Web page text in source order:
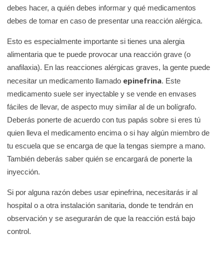
debes hacer, a quién debes informar y qué medicamentos
debes de tomar en caso de presentar una reacción alérgica.
Esto es especialmente importante si tienes una alergia
alimentaria que te puede provocar una reacción grave (o
anafilaxia). En las reacciones alérgicas graves, la gente puede
necesitar un medicamento llamado epinefrina. Este
medicamento suele ser inyectable y se vende en envases
fáciles de llevar, de aspecto muy similar al de un bolígrafo.
Deberás ponerte de acuerdo con tus papás sobre si eres tú
quien lleva el medicamento encima o si hay algún miembro de
tu escuela que se encarga de que la tengas siempre a mano.
También deberás saber quién se encargará de ponerte la
inyección.
Si por alguna razón debes usar epinefrina, necesitarás ir al
hospital o a otra instalación sanitaria, donde te tendrán en
observación y se asegurarán de que la reacción está bajo
control.